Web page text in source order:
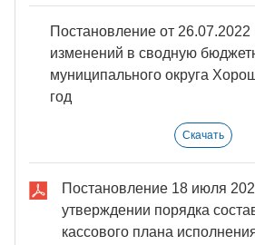
Постановление от
изменений в сводную
муниципального округа
год
Скачать
Постановление 18 июля
утверждении порядка
кассового плана